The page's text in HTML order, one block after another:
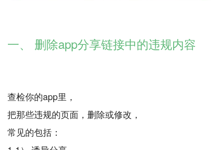
一、 删除app分享链接中的违规内容
查检你的app里，
把那些违规的页面，删除或修改，
常见的包括：